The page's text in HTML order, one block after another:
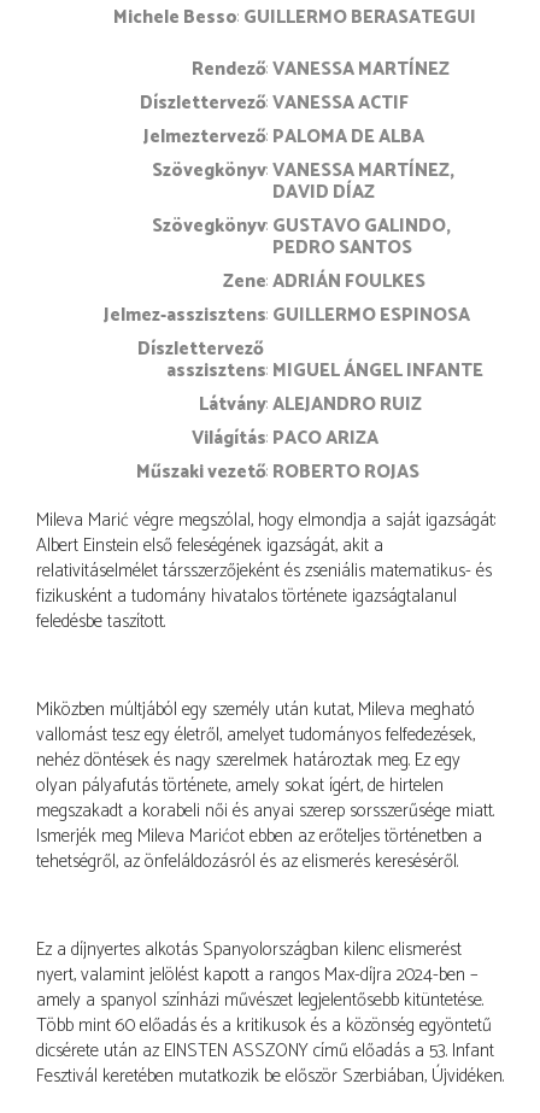
Michele Besso GUILLERMO BERASATEGUI
rendező VANESSA MARTÍNEZ
díszlettervező VANESSA ACTIF
jelmeztervező PALOMA DE ALBA
szövegkönyv VANESSA MARTÍNEZ
DAVID DÍAZ
szövegkönyv GUSTAVO GALINDO
PEDRO SANTOS
zene ADRIÁN FOULKES
jelmez-asszisztens GUILLERMO ESPINOSA
díszlettervező
asszisztens MIGUEL ÁNGEL INFANTE
látvány ALEJANDRO RUIZ
világítás PACO ARIZA
műszaki vezető ROBERTO ROJAS
Mileva Marić végre megszólal, hogy elmondja a saját igazságát:
Albert Einstein első feleségének igazságát, akit a
relativitáselmélet társszerzőjeként és zseniális matematikus- és
fizikusként a tudomány hivatalos története igazságtalanul
feledésbe taszított.
Miközben múltjából egy személy után kutat, Mileva megható
vallomást tesz egy életről, amelyet tudományos felfedezések,
nehéz döntések és nagy szerelmek határoztak meg. Ez egy
olyan pályafutás története, amely sokat ígért, de hirtelen
megszakadt a korabeli női és anyai szerep sorsszerűsége miatt.
Ismerjék meg Mileva Marićot ebben az erőteljes történetben a
tehetségről, az önfeláldozásról és az elismerés kereséséről.
Ez a díjnyertes alkotás Spanyolországban kilenc elismerést
nyert, valamint jelölést kapott a rangos Max-díjra 2024-ben –
amely a spanyol színházi művészet legjelentősebb kitüntetése.
Több mint 60 előadás és a kritikusok és a közönség egyöntetű
dicsérete után az EINSTEN ASSZONY című előadás a 53. Infant
Fesztivál keretében mutatkozik be először Szerbiában, Újvidéken.